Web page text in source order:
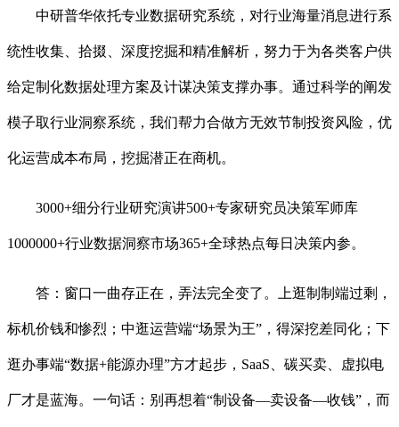
中研普华依托专业数据研究系统，对行业海量消息进行系
统性收集、拾掇、深度挖掘和精准解析，努力于为各类客户供
给定制化数据处理方案及计谋决策支撑办事。通过科学的阐发
模子取行业洞察系统，我们帮力合做方无效节制投资风险，优
化运营成本布局，挖掘潜正在商机。
3000+细分行业研究演讲500+专家研究员决策军师库
1000000+行业数据洞察市场365+全球热点每日决策内参。
答：窗口一曲存正在，弄法完全变了。上逛制制端过剩，
标机价钱和惨烈；中逛运营端“场景为王”，得深挖差同化；下
逛办事端“数据+能源办理”方才起步，SaaS、碳买卖、虚拟电
厂才是蓝海。一句话：别再想着“制设备—卖设备—收钱”，而